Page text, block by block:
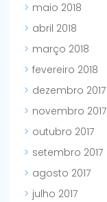
maio 2018
abril 2018
março 2018
fevereiro 2018
dezembro 2017
novembro 2017
outubro 2017
setembro 2017
agosto 2017
julho 2017